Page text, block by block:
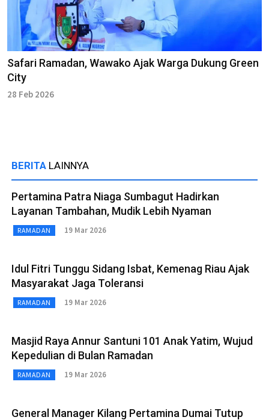
Safari Ramadan, Wawako Ajak Warga Dukung Green
City
28 Feb 2026
BERITA LAINNYA
Pertamina Patra Niaga Sumbagut Hadirkan
Layanan Tambahan, Mudik Lebih Nyaman
RAMADAN 19 Mar 2026
Idul Fitri Tunggu Sidang Isbat, Kemenag Riau Ajak
Masyarakat Jaga Toleransi
RAMADAN 19 Mar 2026
Masjid Raya Annur Santuni 101 Anak Yatim, Wujud
Kepedulian di Bulan Ramadan
RAMADAN 19 Mar 2026
General Manager Kilang Pertamina Dumai Tutup